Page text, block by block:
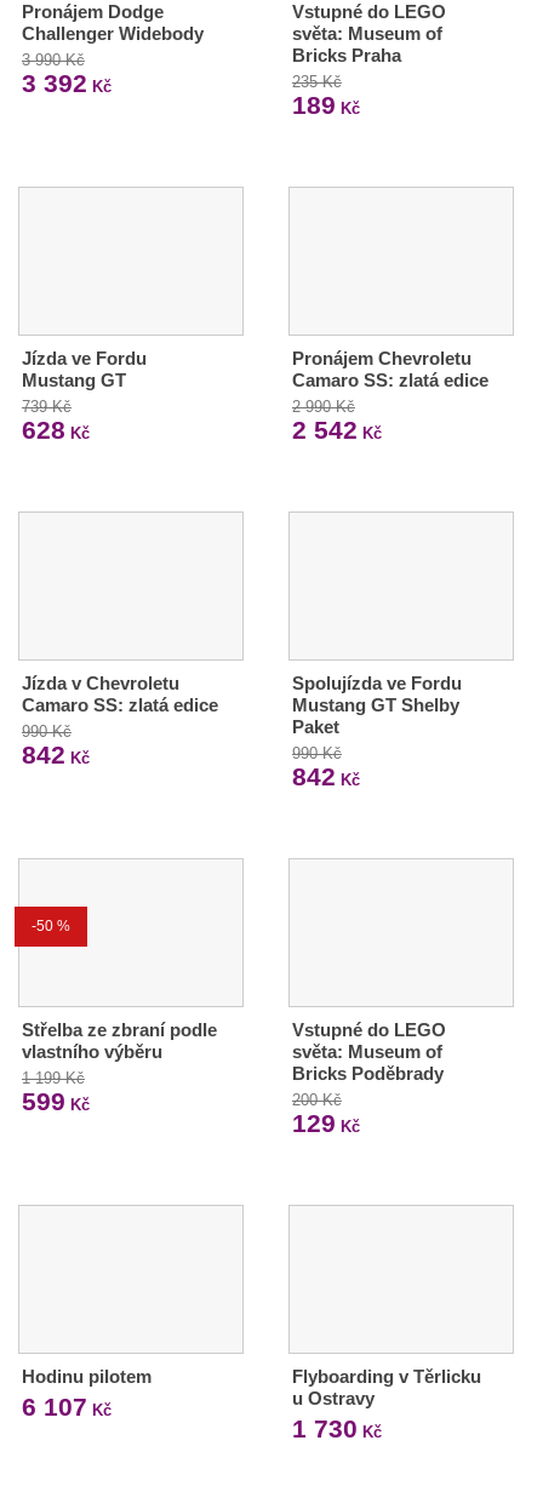
Pronájem Dodge
Challenger Widebody
3 990 Kč
3 392 Kč
Vstupné do LEGO
světa: Museum of
Bricks Praha
235 Kč
189 Kč
Jízda ve Fordu
Mustang GT
739 Kč
628 Kč
Pronájem Chevroletu
Camaro SS: zlatá edice
2 990 Kč
2 542 Kč
Jízda v Chevroletu
Camaro SS: zlatá edice
990 Kč
842 Kč
Spolujízda ve Fordu
Mustang GT Shelby
Paket
990 Kč
842 Kč
-50 %
Střelba ze zbraní podle
vlastního výběru
1 199 Kč
599 Kč
Vstupné do LEGO
světa: Museum of
Bricks Poděbrady
200 Kč
129 Kč
Hodinu pilotem
6 107 Kč
Flyboarding v Těrlicku
u Ostravy
1 730 Kč